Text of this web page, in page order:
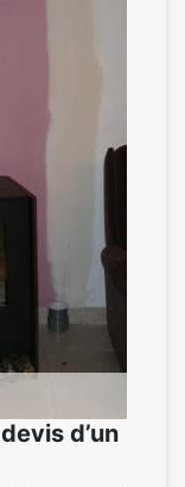
d’un